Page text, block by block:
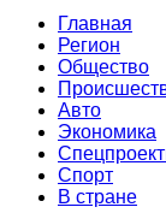
Главная
Регион
Общество
Авто
Экономика
Cпорт
В стране